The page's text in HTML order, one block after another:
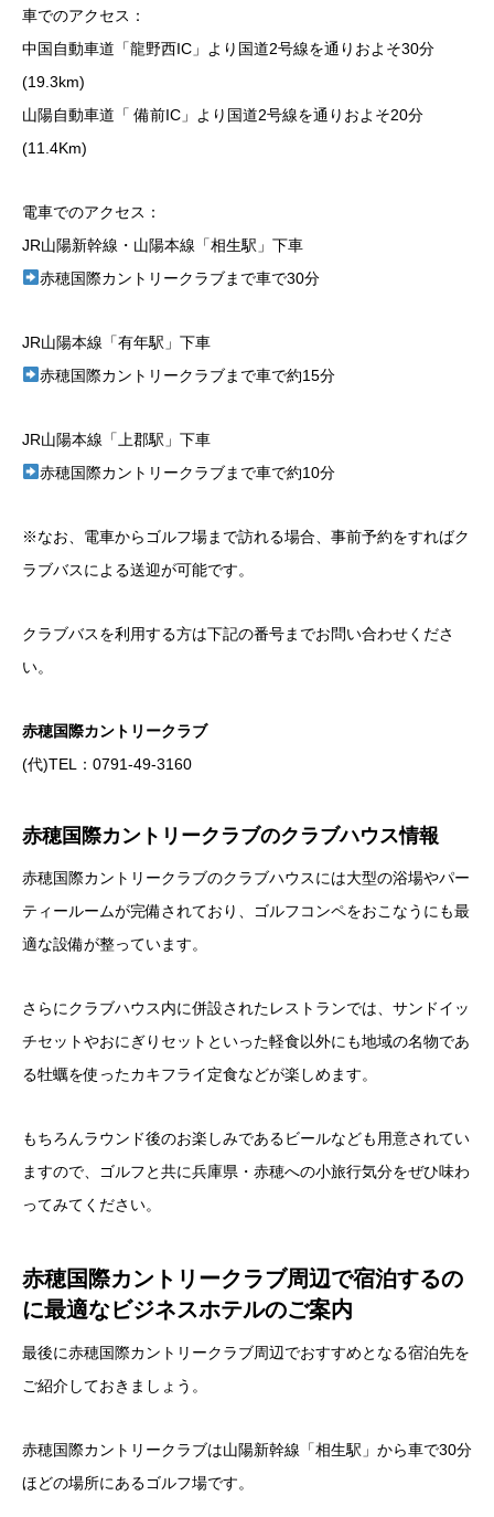
車でのアクセス：
中国自動車道「龍野西IC」より国道2号線を通りおよそ30分
(19.3km)
山陽自動車道「 備前IC」より国道2号線を通りおよそ20分
(11.4Km)
電車でのアクセス：
JR山陽新幹線・山陽本線「相生駅」下車
赤穂国際カントリークラブまで車で30分
JR山陽本線「有年駅」下車
赤穂国際カントリークラブまで車で約15分
JR山陽本線「上郡駅」下車
赤穂国際カントリークラブまで車で約10分
※なお、電車からゴルフ場まで訪れる場合、事前予約をすればク
ラブバスによる送迎が可能です。
クラブバスを利用する方は下記の番号までお問い合わせくださ
い。
赤穂国際カントリークラブ
(代)TEL：0791-49-3160
赤穂国際カントリークラブのクラブハウス情報
赤穂国際カントリークラブのクラブハウスには大型の浴場やパー
ティールームが完備されており、ゴルフコンペをおこなうにも最
適な設備が整っています。
さらにクラブハウス内に併設されたレストランでは、サンドイッ
チセットやおにぎりセットといった軽食以外にも地域の名物であ
る牡蠣を使ったカキフライ定食などが楽しめます。
もちろんラウンド後のお楽しみであるビールなども用意されてい
ますので、ゴルフと共に兵庫県・赤穂への小旅行気分をぜひ味わ
ってみてください。
赤穂国際カントリークラブ周辺で宿泊するの
に最適なビジネスホテルのご案内
最後に赤穂国際カントリークラブ周辺でおすすめとなる宿泊先を
ご紹介しておきましょう。
赤穂国際カントリークラブは山陽新幹線「相生駅」から車で30分
ほどの場所にあるゴルフ場です。